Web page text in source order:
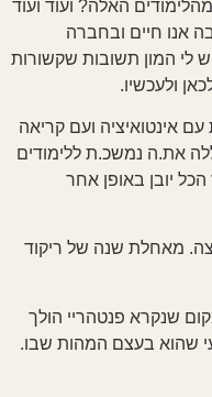
האלה? ועוד ועוד
אנו חיים ובחברה
לי המון תשובות שקשורות
ולעכשיו.
אינטואיציה ועם קריאה
את.ה נמשכ.ת ללימודים
יובן באופן אחר
מאחלת שנה של ריקוד
שנקרא פנטהריי הולך
שהוא בעצם המהות שבו.